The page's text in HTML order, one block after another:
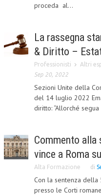
L’UMANISTA
DIRITTO PENALE
DIRITTO DEL WEB
DIRITTO DELLE IMPRESE
CRIMINOLOGIA E
FISCO
DIRITTO TRIBUTARIO
FISCALITÀ
proceda al...
La rassegna
& Diritto –
Professionisti Altri
Sep 20, 2022
Sezioni Unite della
del 14 luglio 2022
diritto: “Allorché
Commento alla
vince a Roma
Alta Formazione di
Con la sentenza
presso le Corti